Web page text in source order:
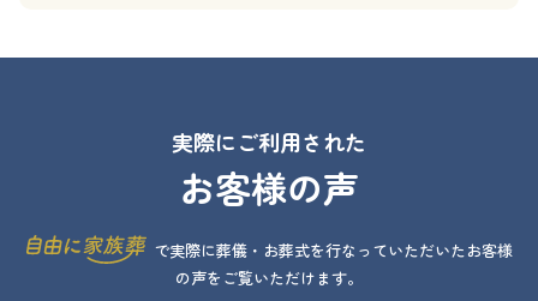
実際にご利用された
お客様の声
で実際に葬儀・お葬式を行なっていただいたお客様
の声をご覧いただけます。